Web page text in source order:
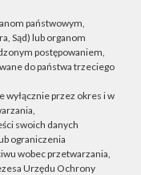
państwowym,
Sąd) lub organom
postępowaniem,
do państwa trzeciego
wyłącznie przez okres i w
swoich danych
ograniczenia
wobec przetwarzania,
Urzędu Ochrony